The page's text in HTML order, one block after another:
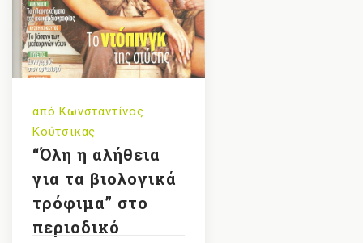
απόΚωνσταντίνος
Κούτσικας
“Όλη η αλήθεια
για τα βιολογικά
τρόφιμα” στο
περιοδικό